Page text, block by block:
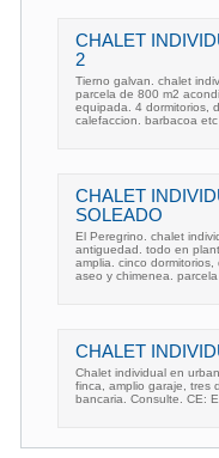
CHALET
2
Tierno galvan. chalet
parcela de 800 m2
equipada. 4 dormitorios,
calefaccion. barbacoa etc
CHALET
SOLEADO
El Peregrino. chalet
antiguedad. todo en
amplia. cinco
aseo y chimenea.
CHALET
Chalet individual en
finca, amplio garaje, tres
bancaria. Consulte. CE: E